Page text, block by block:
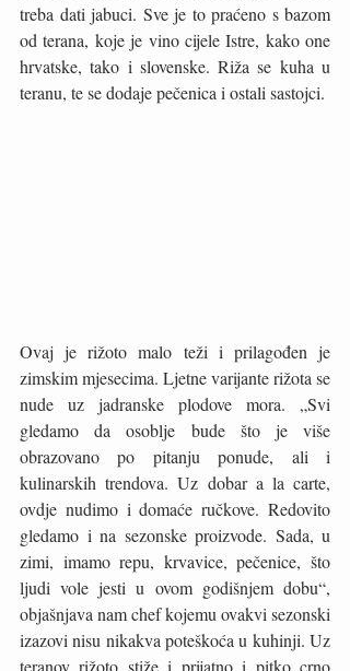
treba dati jabuci. Sve je to praćeno s bazom
od terana, koje je vino cijele Istre, kako one
hrvatske, tako i slovenske. Riža se kuha u
teranu, te se dodaje pečenica i ostali sastojci.
Ovaj je rižoto malo teži i prilagođen je
zimskim mjesecima. Ljetne varijante rižota se
nude uz jadranske plodove mora. „Svi
gledamo da osoblje bude što je više
obrazovano po pitanju ponude, ali i
kulinarskih trendova. Uz dobar a la carte,
ovdje nudimo i domaće ručkove. Redovito
gledamo i na sezonske proizvode. Sada, u
zimi, imamo repu, krvavice, pečenice, što
ljudi vole jesti u ovom godišnjem dobu“,
objašnjava nam chef kojemu ovakvi sezonski
izazovi nisu nikakva poteškoća u kuhinji. Uz
teranov rižoto stiže i prijatno i pitko crno